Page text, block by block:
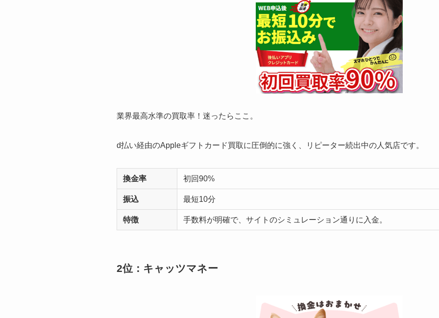
業界最高水準の買取率！迷ったらここ。
d払い経由のAppleギフトカード買取に圧倒的に強く、リピーター続出中の人気店です。
換金率 初回90%
振込 最短10分
特徴 手数料が明確で、サイトのシミュレーション通りに入金。
2位：キャッツマネー